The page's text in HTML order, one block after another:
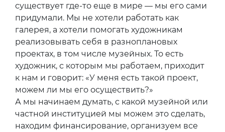
существует где-то еще в мире — мы его сами
придумали. Мы не хотели работать как
галерея, а хотели помогать художникам
реализовывать себя в разноплановых
проектах, в том числе музейных. То есть
художник, с которым мы работаем, приходит
к нам и говорит: «У меня есть такой проект,
можем ли мы его осуществить?»
А мы начинаем думать, с какой музейной или
частной институцией мы можем это сделать,
находим финансирование, организуем все